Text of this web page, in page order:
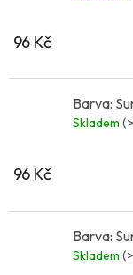
96 Kč
Barva:
Skladem
96 Kč
Barva:
Skladem